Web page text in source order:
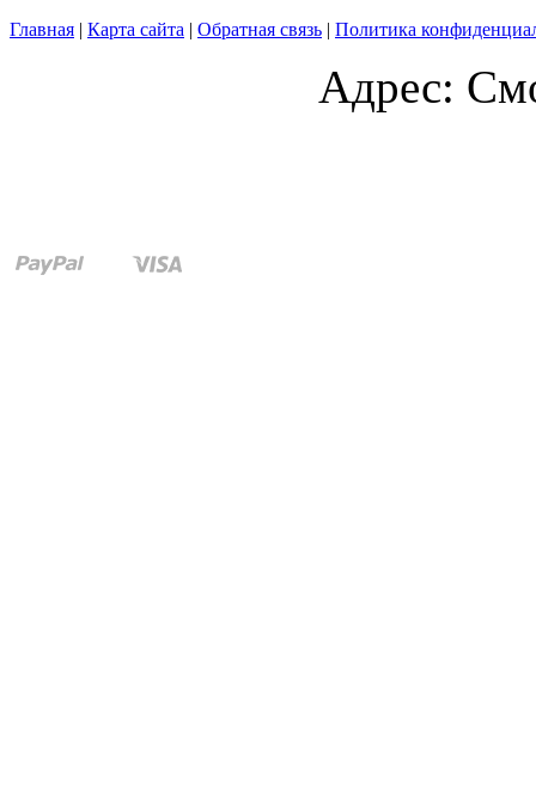
Главная | Карта сайта | Обратная связь | Политика
Адрес: